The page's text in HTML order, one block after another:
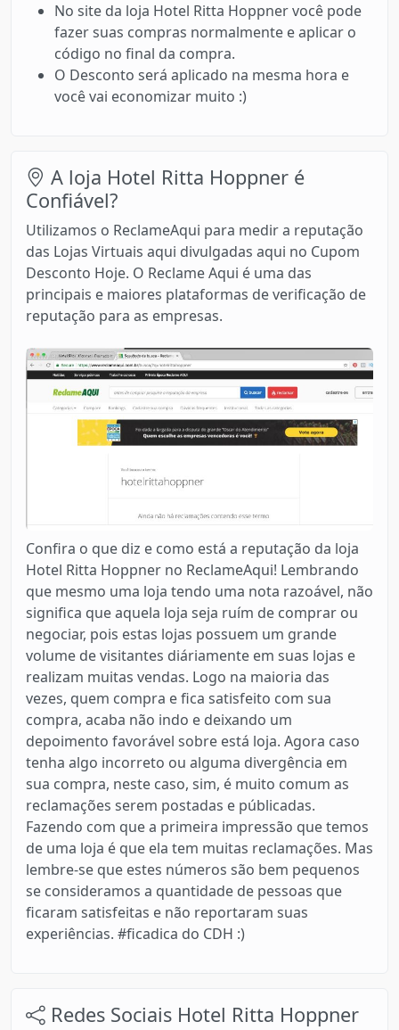
No site da loja Hotel Ritta Hoppner você pode
fazer suas compras normalmente e aplicar o
código no final da compra.
O Desconto será aplicado na mesma hora e
você vai economizar muito :)
A loja Hotel Ritta Hoppner é
Confiável?
Utilizamos o ReclameAqui para medir a reputação
das Lojas Virtuais aqui divulgadas aqui no Cupom
Desconto Hoje. O Reclame Aqui é uma das
principais e maiores plataformas de verificação de
reputação para as empresas.
Confira o que diz e como está a reputação da loja
Hotel Ritta Hoppner no ReclameAqui! Lembrando
que mesmo uma loja tendo uma nota razoável, não
significa que aquela loja seja ruím de comprar ou
negociar, pois estas lojas possuem um grande
volume de visitantes diáriamente em suas lojas e
realizam muitas vendas. Logo na maioria das
vezes, quem compra e fica satisfeito com sua
compra, acaba não indo e deixando um
depoimento favorável sobre está loja. Agora caso
tenha algo incorreto ou alguma divergência em
sua compra, neste caso, sim, é muito comum as
reclamações serem postadas e públicadas.
Fazendo com que a primeira impressão que temos
de uma loja é que ela tem muitas reclamações. Mas
lembre-se que estes números são bem pequenos
se consideramos a quantidade de pessoas que
ficaram satisfeitas e não reportaram suas
experiências. #ficadica do CDH :)
Redes Sociais Hotel Ritta Hoppner